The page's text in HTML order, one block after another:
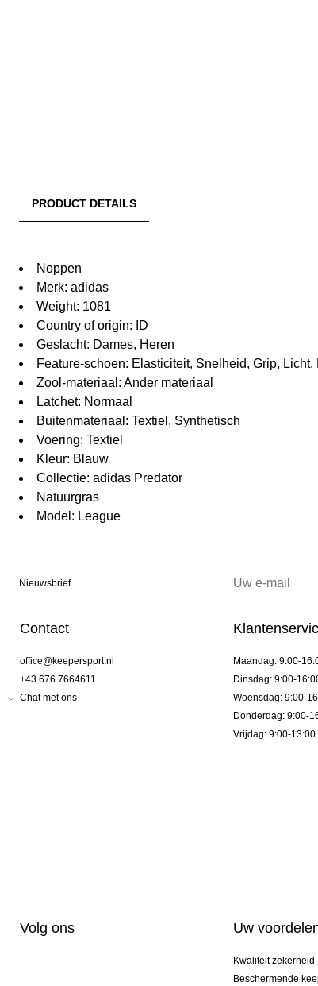
PRODUCT DETAILS
Noppen
Merk: adidas
Weight: 1081
Country of origin: ID
Geslacht: Dames, Heren
Feature-schoen: Elasticiteit, Snelheid, Grip, Licht,
Zool-materiaal: Ander materiaal
Latchet: Normaal
Buitenmateriaal: Textiel, Synthetisch
Voering: Textiel
Kleur: Blauw
Collectie: adidas Predator
Natuurgras
Model: League
Nieuwsbrief
Contact
office@keepersport.nl
+43 676 7664611
Chat met ons
Maandag: 9:00-
Dinsdag: 9:00-
Woensdag: 9:00-
Donderdag: 9:00-
Vrijdag: 9:00-13:00
Volg ons Uw
Kwaliteit zekerheid
Beschermende